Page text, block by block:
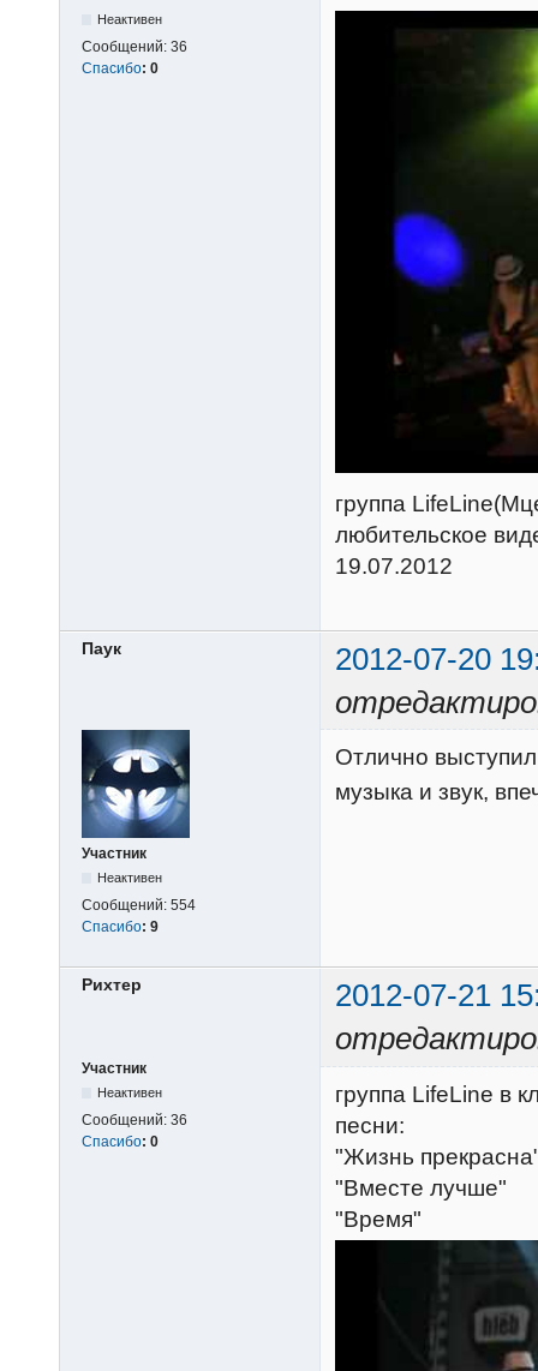
Неактивен
Сообщений: 36
Спасибо: 0
группа
любительское
19.07.2012
Паук
2012-07-20
Участник
Неактивен
Сообщений: 554
Спасибо: 9
Отлично
музыка и звук,
Рихтер
2012-07-21
Участник
Неактивен
Сообщений: 36
Спасибо: 0
группа LifeLine в
песни:
"Жизнь
"Вместе лучше"
"Время"